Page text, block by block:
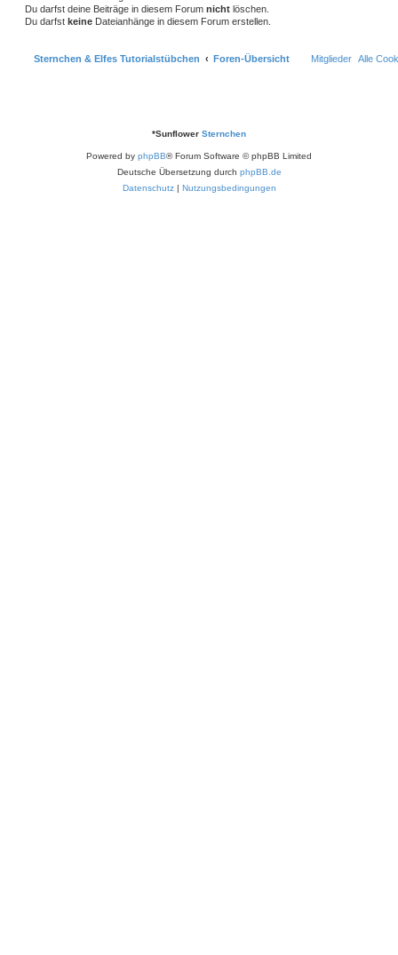
Du darfst deine Beiträge in diesem Forum nicht löschen.
Du darfst keine Dateianhänge in diesem Forum erstellen.
Sternchen & Elfes Tutorialstübchen Foren-Übersicht Alle
Mitglieder
*Sunflower Sternchen
Powered by phpBB® Forum Software © phpBB Limited
Deutsche Übersetzung durch phpBB.de
Datenschutz| Nutzungsbedingungen